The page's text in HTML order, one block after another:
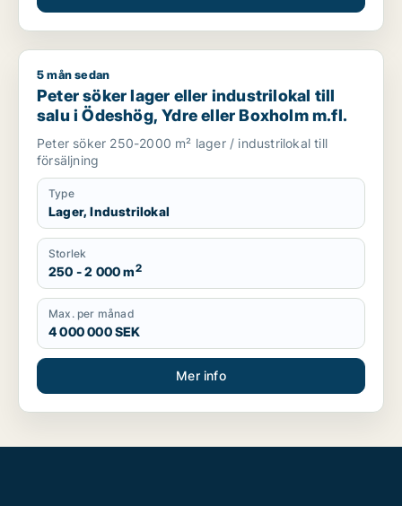
Peter söker lager eller industrilokal till salu i Ödeshög, Ydre
5 mån sedan
Peter söker lager eller industrilokal till
salu i Ödeshög, Ydre eller Boxholm m.fl.
Peter söker 250-2000 m² lager / industrilokal till
försäljning
Type
Lager, Industrilokal
Storlek
250 - 2 000 m2
Max. per månad
4 000 000 SEK
Mer info